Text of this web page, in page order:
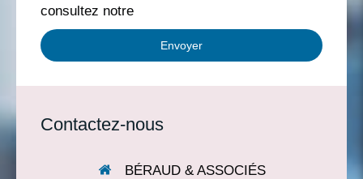
consultez notre
Envoyer
Contactez-nous
BÉRAUD & ASSOCIÉS